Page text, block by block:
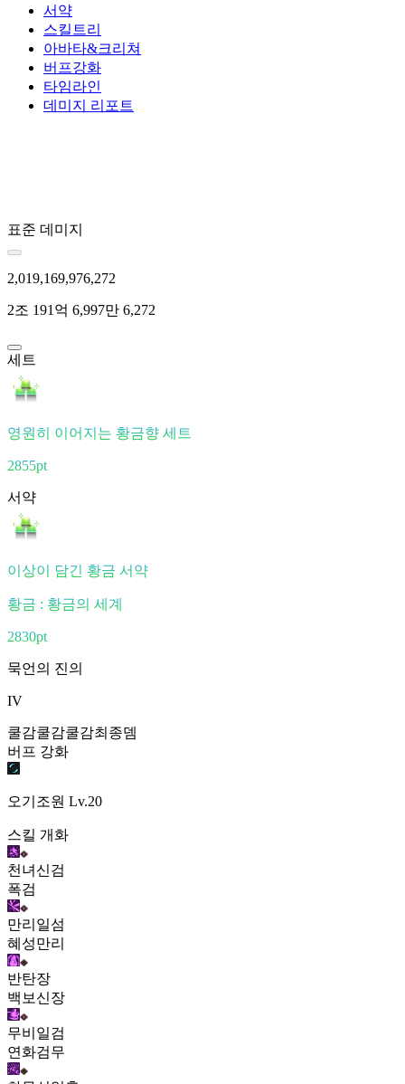
서약
스킬트리
아바타&크리쳐
버프강화
타임라인
데미지 리포트
표준 데미지
2,019,169,976,272
2조 191억 6,997만 6,272
세트
영원히 이어지는 황금향 세트
2855pt
서약
이상이 담긴 황금 서약
황금 : 황금의 세계
2830pt
묵언의 진의
IV
쿨감쿨감쿨감최종뎀
버프 강화
오기조원 Lv.20
스킬 개화
천녀신검
폭검
만리일섬
혜성만리
반탄장
백보신장
무비일검
연화검무